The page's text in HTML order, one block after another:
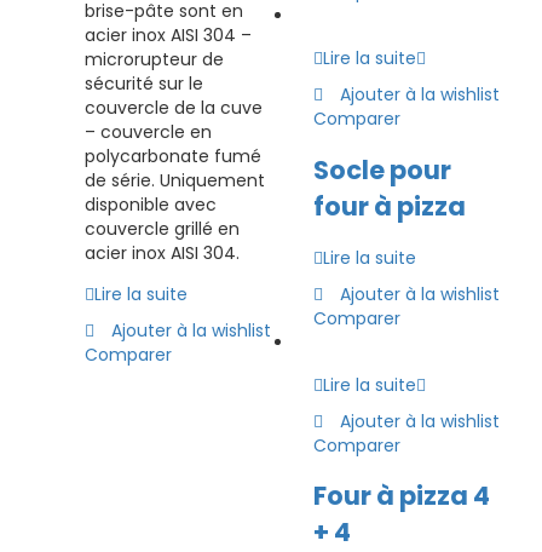
brise-pâte sont en
acier inox AISI 304 –
microrupteur de
sécurité sur le
couvercle de la cuve
– couvercle en
polycarbonate fumé
de série. Uniquement
disponible avec
couvercle grillé en
acier inox AISI 304.
Lire la suite
Ajouter à la wishlist
Comparer
Lire la suite
Ajouter à la wishlist
Comparer
Socle pour
four à pizza
Lire la suite
Ajouter à la wishlist
Comparer
Lire la suite
Ajouter à la wishlist
Comparer
Four à pizza 4
+ 4